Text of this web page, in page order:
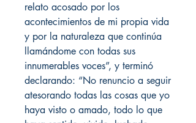
relato acosado por los
acontecimientos de mi propia vida
y por la naturaleza que continúa
llamándome con todas sus
innumerables voces”, y terminó
declarando: “No renuncio a seguir
atesorando todas las cosas que yo
haya visto o amado, todo lo que